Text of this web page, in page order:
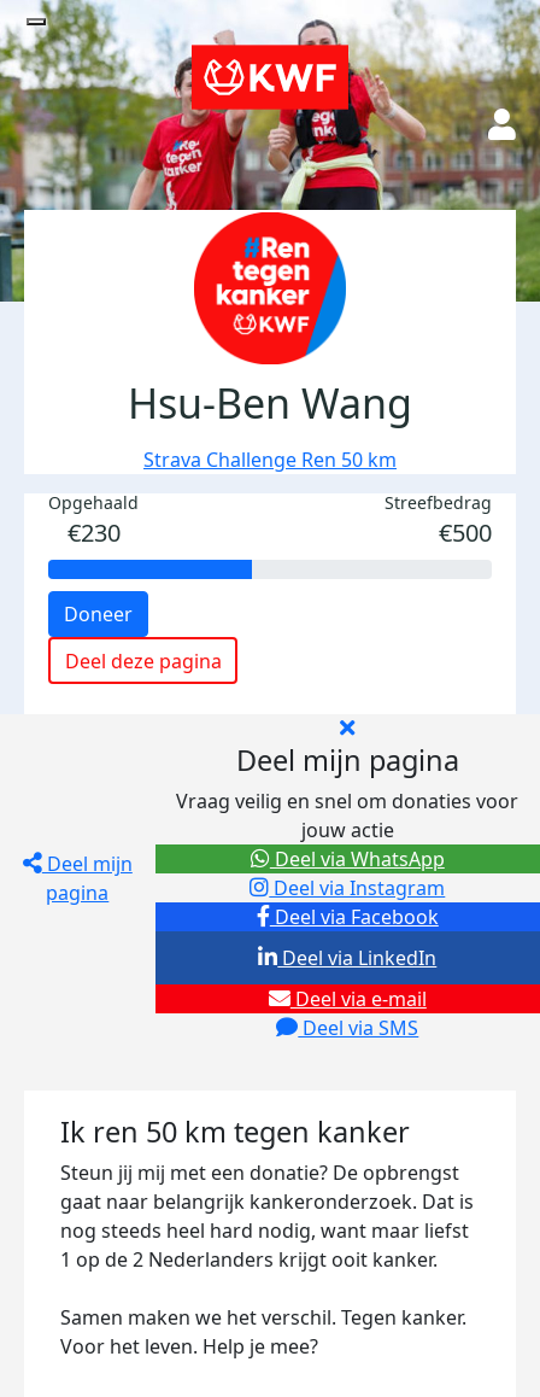
Hsu-Ben Wang
Strava Challenge Ren 50 km
Opgehaald
€230
Streefbedrag
€500
Doneer
Deel deze pagina
Deel mijn
pagina
Deel mijn pagina
Vraag veilig en snel om donaties voor
jouw actie
Deel via Facebook
Deel via Instagram
Deel via e-mail
Deel via SMS
Deel via LinkedIn
Deel via WhatsApp
Ik ren 50 km tegen kanker
Steun jij mij met een donatie? De opbrengst
gaat naar belangrijk kankeronderzoek. Dat is
nog steeds heel hard nodig, want maar liefst
1 op de 2 Nederlanders krijgt ooit kanker.
Samen maken we het verschil. Tegen kanker.
Voor het leven. Help je mee?